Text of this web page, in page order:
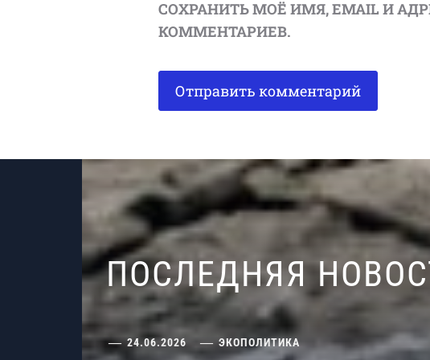
СОХРАНИТЬ МОЁ ИМЯ, EMAIL И
КОММЕНТАРИЕВ.
ПОСЛЕДНЯЯ
24.06.2026 ЭКОПОЛИТИКА